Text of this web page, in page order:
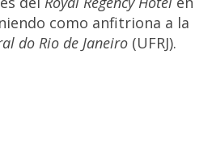
como anfitriona a la
do Rio de Janeiro (UFRJ).